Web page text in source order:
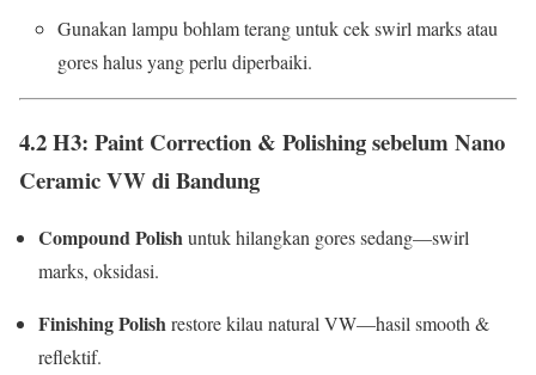
Gunakan lampu bohlam terang untuk cek swirl marks atau
gores halus yang perlu diperbaiki.
4.2 H3: Paint Correction & Polishing sebelum Nano
Ceramic VW di Bandung
Compound Polishuntuk hilangkan gores sedang—swirl
marks, oksidasi.
Finishing Polishrestore kilau natural VW—hasil smooth &
reflektif.